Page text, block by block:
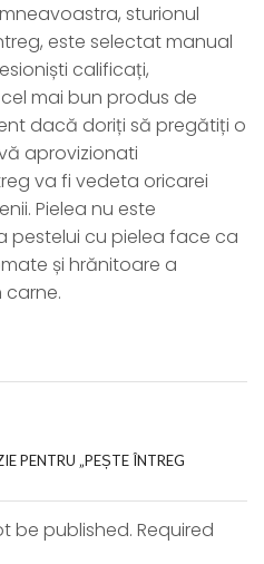
sturionul
este selectat manual
calificați,
mai bun produs de
dacă doriți să pregătiți o
aprovizionati
va fi vedeta oricarei
Pielea nu este
pestelui cu pielea face ca
și hrănitoare a
carne.
PENTRU „PEȘTE ÎNTREG
be published. Required